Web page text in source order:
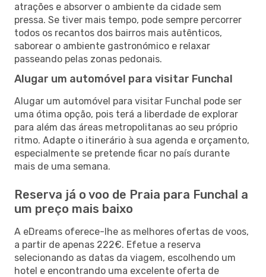
atrações e absorver o ambiente da cidade sem
pressa. Se tiver mais tempo, pode sempre percorrer
todos os recantos dos bairros mais autênticos,
saborear o ambiente gastronómico e relaxar
passeando pelas zonas pedonais.
Alugar um automóvel para visitar Funchal
Alugar um automóvel para visitar Funchal pode ser
uma ótima opção, pois terá a liberdade de explorar
para além das áreas metropolitanas ao seu próprio
ritmo. Adapte o itinerário à sua agenda e orçamento,
especialmente se pretende ficar no país durante
mais de uma semana.
Reserva já o voo de Praia para Funchal a
um preço mais baixo
A eDreams oferece-lhe as melhores ofertas de voos,
a partir de apenas 222€. Efetue a reserva
selecionando as datas da viagem, escolhendo um
hotel e encontrando uma excelente oferta de